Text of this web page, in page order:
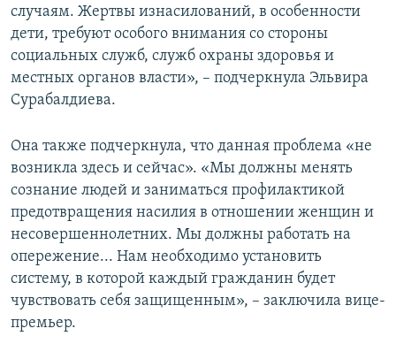
случаям. Жертвы изнасилований, в особенности
дети, требуют особого внимания со стороны
социальных служб, служб охраны здоровья и
местных органов власти», – подчеркнула Эльвира
Сурабалдиева.
Она также подчеркнула, что данная проблема «не
возникла здесь и сейчас». «Мы должны менять
сознание людей и заниматься профилактикой
предотвращения насилия в отношении женщин и
несовершеннолетних. Мы должны работать на
опережение... Нам необходимо установить
систему, в которой каждый гражданин будет
чувствовать себя защищенным», – заключила вице-
премьер.